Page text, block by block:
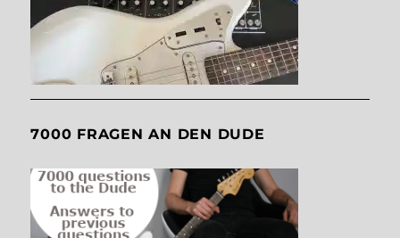
7000 FRAGEN AN DEN DUDE